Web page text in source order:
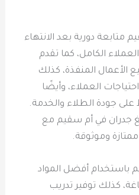
متابعة دورية بعد الانتهاء
الكامل، كما تقدم
الأعمال المنفذة، كذلك
العملاء، وأيضًا
جودة الطلاء والخدمة.
جدران في أم سقيم مع
وموثوقة.
باستخدام أفضل المواد
كذلك توفير تدريب